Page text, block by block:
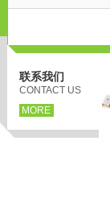
联系我们
CONTACT US
MORE